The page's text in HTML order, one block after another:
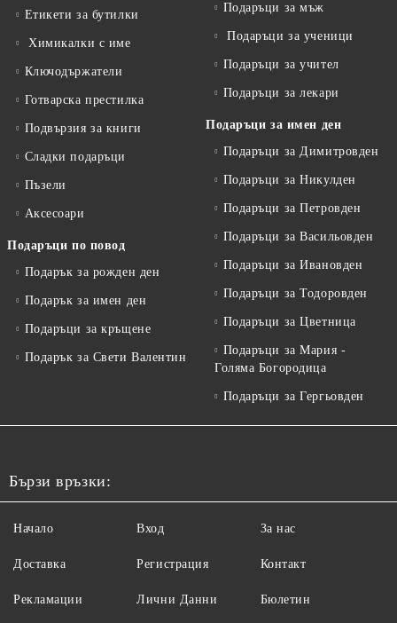
Етикети за бутилки
Химикалки с име
Ключодържатели
Готварска престилка
Подвързия за книги
Сладки подаръци
Пъзели
Аксесоари
Подаръци по повод
Подарък за рожден ден
Подарък за имен ден
Подаръци за кръщене
Подарък за Свети Валентин
Подаръци за мъж
Подаръци за ученици
Подаръци за учител
Подаръци за лекари
Подаръци за имен ден
Подаръци за Димитровден
Подаръци за Никулден
Подаръци за Петровден
Подаръци за Васильовден
Подаръци за Ивановден
Подаръци за Тодоровден
Подаръци за Цветница
Подаръци за Мария -
Голяма Богородица
Подаръци за Гергьовден
Бързи връзки:
Начало
Доставка
Рекламации
Вход
Регистрация
Лични Данни
За нас
Контакт
Бюлетин